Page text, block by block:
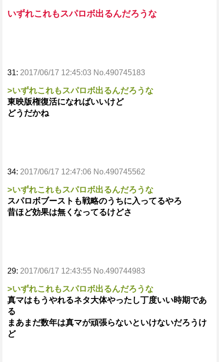
いずれこれもスパロボ出るんだろうな
31: 2017/06/17 12:45:03 No.490745183
>いずれこれもスパロボ出るんだろうな
東映版権復活になればいいけど
どうだかね
34: 2017/06/17 12:47:06 No.490745562
>いずれこれもスパロボ出るんだろうな
スパロボブーストも戦略のうちに入ってるやろ
昔ほど効果は無くなってるけどさ
29: 2017/06/17 12:43:55 No.490744983
>いずれこれもスパロボ出るんだろうな
真マはもうやれるネタ大体やったし丁度いい時期であ
る
まあまだ数年は真マが頑張らないといけないだろうけ
ど